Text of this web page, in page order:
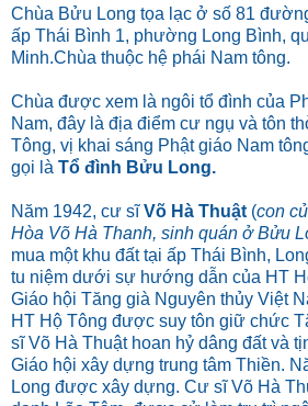
Chùa Bửu Long tọa lạc ở số 81
ấp Thái Bình 1, phường Long Bình,
Minh.Chùa thuộc hệ phái Nam tông.
Chùa được xem là ngôi tổ đình của
Nam, đây là địa điểm cư ngụ và tôn
Tông, vị khai sáng Phật giáo Nam
gọi là Tổ đình Bửu Long.
Năm 1942, cư sĩVõ Hà Thuật (con
Hòa Võ Hà Thanh, sinh quán ở Bửu
mua một khu đất tại ấp Thái Bình,
tu niệm dưới sự hướng dẫn của HT
Giáo hội Tăng già Nguyên thủy Việt
HT Hộ Tông được suy tôn giữ chức
sĩ Võ Hà Thuật hoan hỷ dâng đất và
Giáo hội xây dựng trung tâm Thiền.
Long được xây dựng. Cư sĩ Võ Hà